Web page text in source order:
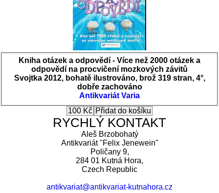
Kniha otázek a odpovědí - Více než 2000 otázek a
odpovědí na procvičení mozkových závitů
Svojtka 2012, bohatě ilustrováno, brož 319 stran, 4°,
dobře zachováno
Antikvariát Varia
RYCHLÝ KONTAKT
Aleš Brzobohatý
Antikvariát "Felix Jenewein"
Poličany 9,
284 01 Kutná Hora,
Czech Republic
antikvariat@antikvariat-kutnahora.cz